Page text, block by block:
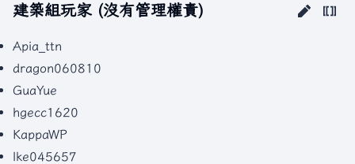
建築組玩家 (沒有管理權責)
Apia_ttn
dragon060810
GuaYue
hgecc1620
KappaWP
lke045657